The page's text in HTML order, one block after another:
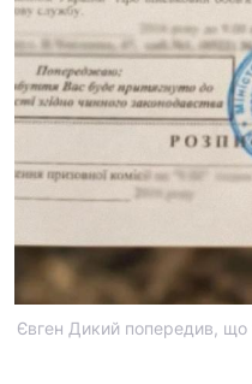
Євген Дикий попередив, що